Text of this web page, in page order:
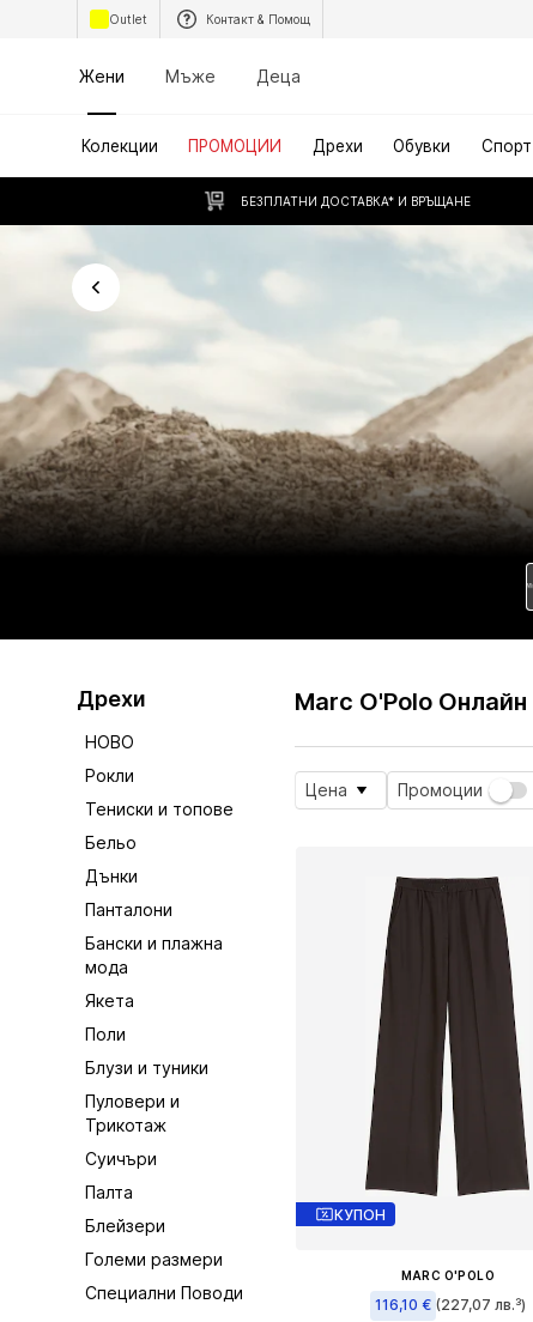
Outlet Контакт & Помощ
Жени Мъже Деца
Колекции ПРОМОЦИИ Дрехи Обувки Спорт
БЕЗПЛАТНИ ДОСТАВКА* И ВРЪЩАНЕ
Дрехи
НОВО
Рокли
Тениски и топове
Бельо
Дънки
Панталони
Бански и плажна
мода
Якета
Поли
Блузи и туники
Пуловери и
Трикотаж
Суичъри
Палта
Блейзери
Големи размери
Специални Поводи
Marc O'Polo Онлайн
Цена Промоции
КУПОН
MARC O'POLO
116,10 € (227,07 лв.³)